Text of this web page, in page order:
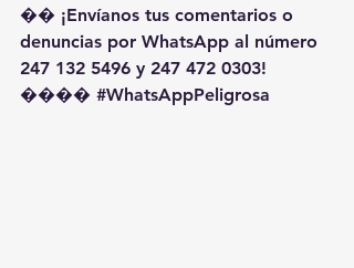
�� ¡Envíanos tus comentarios o
denuncias por WhatsApp al número
247 132 5496 y 247 472 0303!
��️�� #WhatsAppPeligrosa